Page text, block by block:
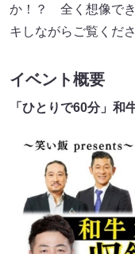
か！？ 全く想像で
キしながらご覧くださ
イベント概要
「ひとりで60分」和